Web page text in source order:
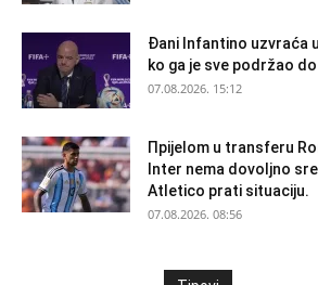
Đani Infantino uzvraća
ko ga je sve podržao
07.08.2026. 15:12
Прijelom u transferu
Inter nema dovoljno
Atletico prati situaciju.
07.08.2026. 08:56